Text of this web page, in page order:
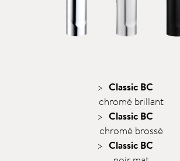
Classic BC
chromé brillant
Classic BC
chromé brossé
Classic BC